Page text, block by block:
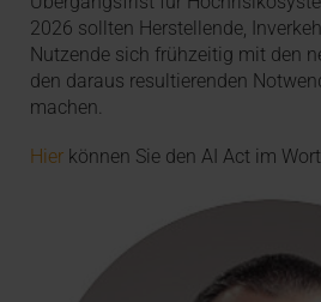
2026 sollten Herstellende,
Nutzende sich frühzeitig mit den
den daraus resultierenden
machen.
Hier können Sie den AI Act im